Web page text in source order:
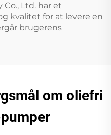
Ltd. har et
kvalitet for at levere en
brugerens
om oliefri